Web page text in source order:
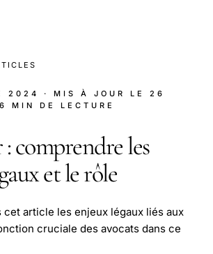
2024 · MIS À JOUR LE 26
MIN DE LECTURE
comprendre les
et le rôle
cet article les enjeux légaux liés aux
cruciale des avocats dans ce